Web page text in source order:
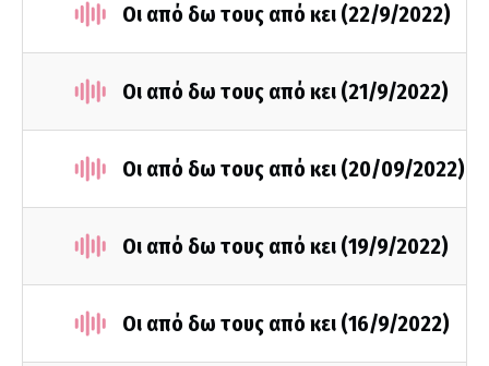
Οι από δω τους από κει (22/9/2022)
Οι από δω τους από κει (21/9/2022)
Οι από δω τους από κει (20/09/2022)
Οι από δω τους από κει (19/9/2022)
Οι από δω τους από κει (16/9/2022)